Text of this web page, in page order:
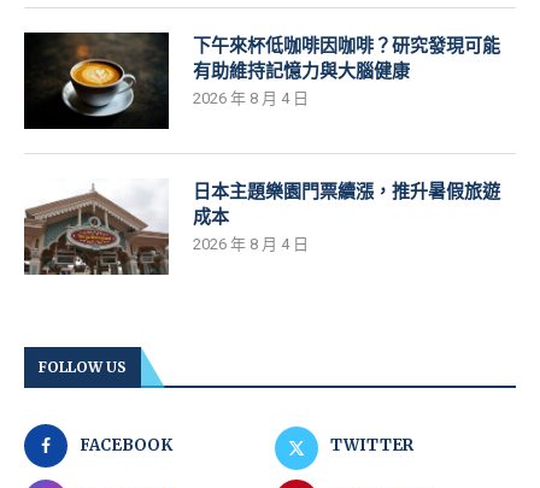
下午來杯低咖啡因咖啡？研究發現可能
有助維持記憶力與大腦健康
2026 年 8 月 4 日
日本主題樂園門票續漲，推升暑假旅遊
成本
2026 年 8 月 4 日
FOLLOW US
FACEBOOK TWITTER